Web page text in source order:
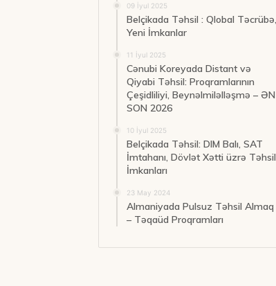
09 İyul 2025
Belçikada Təhsil : Qlobal Təcrübə,
Yeni İmkanlar
11 İyul 2025
Cənubi Koreyada Distant və
Qiyabi Təhsil: Proqramlarının
Çeşidliliyi, Beynəlmiləlləşmə – ƏN
SON 2026
10 İyul 2025
Belçikada Təhsil: DIM Balı, SAT
İmtahanı, Dövlət Xətti üzrə Təhsil
İmkanları
23 May 2024
Almaniyada Pulsuz Təhsil Almaq
– Təqaüd Proqramları